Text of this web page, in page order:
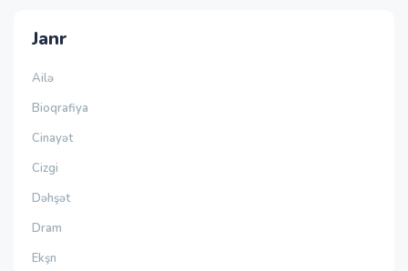
Janr
Ailə
Bioqrafiya
Cinayət
Cizgi
Dəhşət
Dram
Ekşn